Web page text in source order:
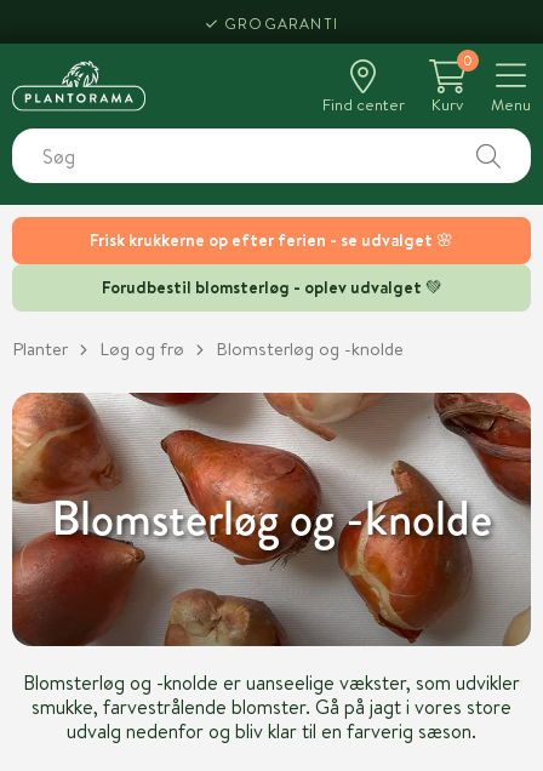
Frisk krukkerne op efter ferien - se udvalget 🌸
Forudbestil blomsterløg - oplev udvalget 💚
HENT SAMME DAG
Find center
0
Kurv
Menu
Planter Løg og frø Blomsterløg og -knolde
Blomsterløg og -knolde
Blomsterløg og -knolde er uanseelige vækster, som udvikler
smukke, farvestrålende blomster. Gå på jagt i vores store
udvalg nedenfor og bliv klar til en farverig sæson.